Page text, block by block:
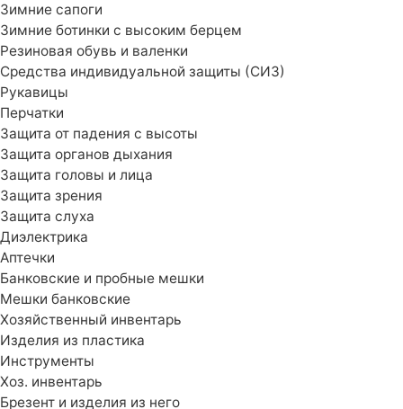
Зимние сапоги
Зимние ботинки с высоким берцем
Резиновая обувь и валенки
Средства индивидуальной защиты (СИЗ)
Рукавицы
Перчатки
Защита от падения с высоты
Защита органов дыхания
Защита головы и лица
Защита зрения
Защита слуха
Диэлектрика
Аптечки
Банковские и пробные мешки
Мешки банковские
Хозяйственный инвентарь
Изделия из пластика
Инструменты
Хоз. инвентарь
Брезент и изделия из него